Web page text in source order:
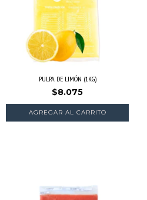
PULPA DE LIMÓN (1KG)
$8.075